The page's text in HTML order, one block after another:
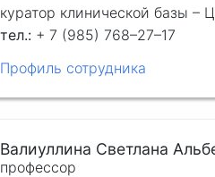
куратор клинической базы
+ 7 (985) 768–27–17
Профиль сотрудника
Валиуллина Светлана
профессор